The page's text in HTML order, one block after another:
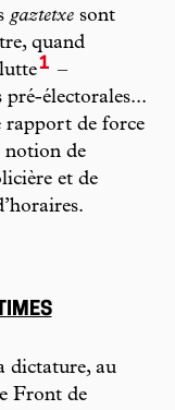
gaztetxe sont
quand
1 –
pré-électorales...
rapport de force
notion de
et de
dictature, au
Front de